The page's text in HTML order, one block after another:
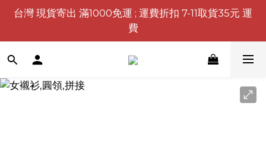
台灣 現貨寄出 滿1000免運 ; 運費折扣 7-11取貨35元 運
費